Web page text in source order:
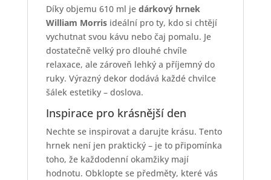
Díky objemu 610 ml je dárkový hrnek
William Morrisideální pro ty, kdo si chtějí
vychutnat svou kávu nebo čaj pomalu. Je
dostatečně velký pro dlouhé chvíle
relaxace, ale zároveň lehký a příjemný do
ruky. Výrazný dekor dodává každé chvilce
šálek estetiky – doslova.
Inspirace pro krásnější den
Nechte se inspirovat a darujte krásu. Tento
hrnek není jen praktický – je to připomínka
toho, že každodenní okamžiky mají
hodnotu. Obklopte se předměty, které vás